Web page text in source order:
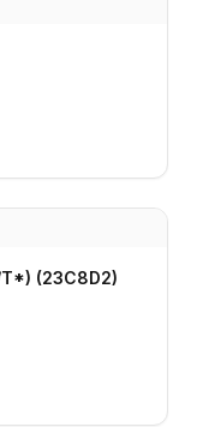
(23C8D2)